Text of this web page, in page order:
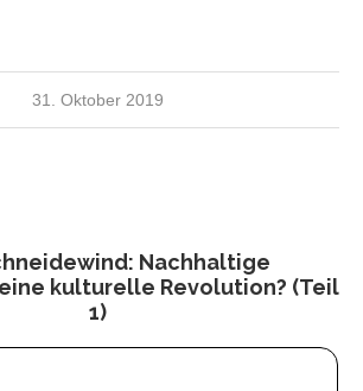
31. Oktober 2019
Nachhaltige
kulturelle Revolution? (Teil
1)